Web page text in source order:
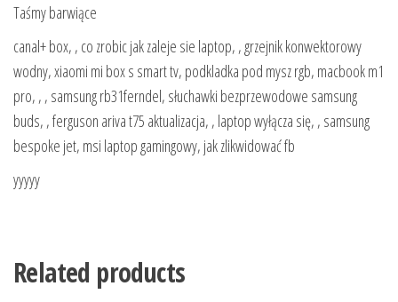
Taśmy barwiące
canal+ box, , co zrobic jak zaleje sie laptop, , grzejnik konwektorowy
wodny, xiaomi mi box s smart tv, podkladka pod mysz rgb, macbook m1
pro, , , samsung rb31ferndel, słuchawki bezprzewodowe samsung
buds, , ferguson ariva t75 aktualizacja, , laptop wyłącza się, , samsung
bespoke jet, msi laptop gamingowy, jak zlikwidować fb
yyyyy
Related products